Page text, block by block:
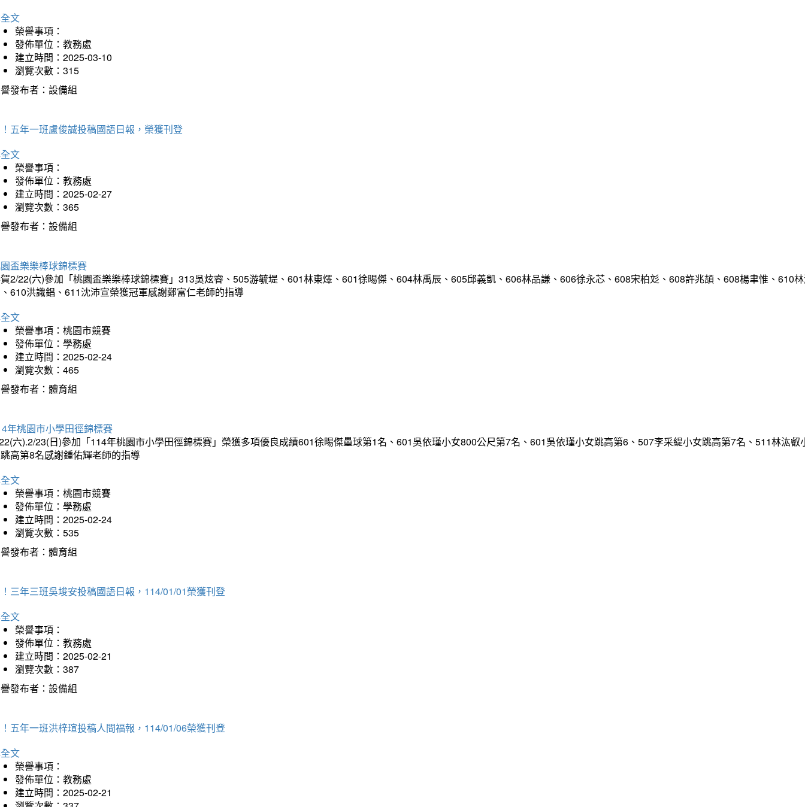
文
榮譽事項：
發佈單位：教務處
建立時間：2025-03-10
瀏覽次數：315
發布者：設備組
五年一班盧俊誠投稿國語日報，榮獲刊登
文
榮譽事項：
發佈單位：教務處
建立時間：2025-02-27
瀏覽次數：365
發布者：設備組
盃樂樂棒球錦標賽
2/22(六)參加「桃園盃樂樂棒球錦標賽」313吳炫睿、505游毓堤、601林東燡、601徐晹傑、604林禹辰、605邱義凱、606林品謙、606徐永芯、608宋柏彣、608許兆頡、608楊聿惟、610
610洪識錩、611沈沛宣榮獲冠軍感謝鄭富仁老師的指導
文
榮譽事項：桃園市競賽
發佈單位：學務處
建立時間：2025-02-24
瀏覽次數：465
發布者：體育組
年桃園市小學田徑錦標賽
六).2/23(日)參加「114年桃園市小學田徑錦標賽」榮獲多項優良成績601徐晹傑壘球第1名、601吳依瑾小女800公尺第7名、601吳依瑾小女跳高第6、507李采緹小女跳高第7名、511林汯叡
高第8名感謝鍾佑輝老師的指導
文
榮譽事項：桃園市競賽
發佈單位：學務處
建立時間：2025-02-24
瀏覽次數：535
發布者：體育組
三年三班吳埈安投稿國語日報，114/01/01榮獲刊登
文
榮譽事項：
發佈單位：教務處
建立時間：2025-02-21
瀏覽次數：387
發布者：設備組
五年一班洪梓瑄投稿人間福報，114/01/06榮獲刊登
文
榮譽事項：
發佈單位：教務處
建立時間：2025-02-21